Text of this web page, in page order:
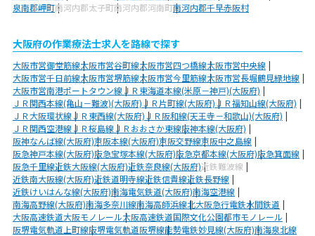
泉南郡岬町南河内郡太子町南河内郡河南町南河内郡千早赤阪村
大阪府の作業療法士求人を路線で探す
大阪市営御堂筋線大阪市営谷町線大阪市営四つ橋線大阪市営中央線
大阪市営千日前線大阪市営堺筋線大阪市営今里筋線大阪市営長堀鶴見緑地線
大阪市営南港ポートタウン線ＪＲ東海道本線(米原－神戸)(大阪府)
ＪＲ関西本線(亀山－難波)(大阪府)ＪＲ片町線(大阪府)ＪＲ福知山線(大阪府)
ＪＲ大阪環状線ＪＲ東西線(大阪府)ＪＲ阪和線(天王寺－和歌山)(大阪府)
ＪＲ関西空港線ＪＲ桜島線ＪＲおおさか東線阪神本線(大阪府)
阪神なんば線(大阪府)京阪本線(大阪府)京阪交野線京阪中之島線
阪急神戸本線(大阪府)阪急宝塚本線(大阪府)阪急京都本線(大阪府)阪急箕面線
阪急千里線近鉄大阪線(大阪府)近鉄奈良線(大阪府)近鉄難波線
近鉄南大阪線(大阪府)近鉄道明寺線近鉄信貴線近鉄長野線
近鉄けいはんな線(大阪府)南海電気鉄道(大阪府)南海空港線
南海高野線(大阪府)南海多奈川線南海高師浜線北大阪急行電鉄水間鉄道
大阪高速鉄道大阪モノレール大阪高速鉄道国際文化公園都市モノレール
阪堺電気軌道上町線阪堺電気軌道阪堺線能勢電鉄妙見線(大阪府)南海泉北線